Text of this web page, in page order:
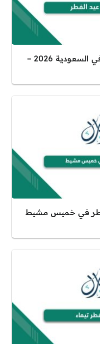
متى تنتهي اجازة عيد الفطر في السعودية 2026 –
في خميس مشيط